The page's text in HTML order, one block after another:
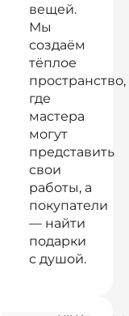
вещей.
Мы
создаём
тёплое
пространство,
где
мастера
могут
представить
свои
работы, а
покупатели
— найти
подарки
с душой.